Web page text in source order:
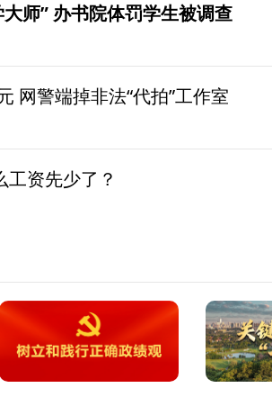
师” 办书院体罚学生被调查
网警端掉非法“代拍”工作室
工资先少了？